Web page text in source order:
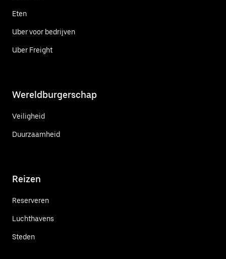
Eten
Uber voor bedrijven
Uber Freight
Wereldburgerschap
Veiligheid
Duurzaamheid
Reizen
Reserveren
Luchthavens
Steden